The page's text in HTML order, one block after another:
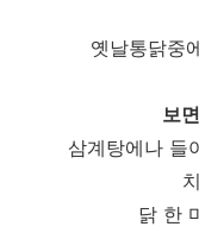
옛날통닭중
보
삼계탕에나 들
닭 한